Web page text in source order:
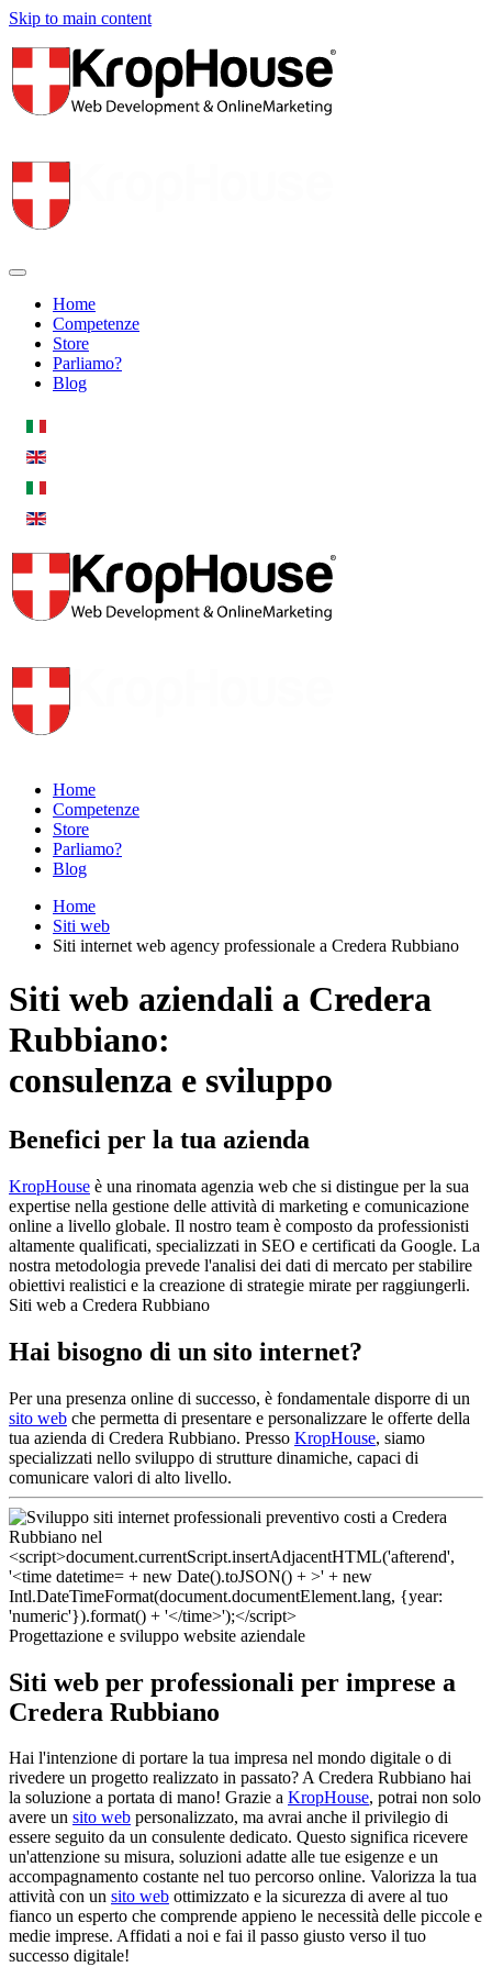
Skip to main content
Home
Competenze
Store
Parliamo?
Blog
Home
Competenze
Store
Parliamo?
Blog
Home
Siti web
Siti internet web agency professionale a Credera Rubbiano
Siti web aziendali a Credera
Rubbiano:
consulenza e sviluppo
Benefici per la tua azienda
KropHouse è una rinomata agenzia web che si distingue per la sua
expertise nella gestione delle attività di marketing e comunicazione
online a livello globale. Il nostro team è composto da professionisti
altamente qualificati, specializzati in SEO e certificati da Google. La
nostra metodologia prevede l'analisi dei dati di mercato per stabilire
obiettivi realistici e la creazione di strategie mirate per raggiungerli.
Siti web a Credera Rubbiano
Hai bisogno di un sito internet?
Per una presenza online di successo, è fondamentale disporre di un
sito web che permetta di presentare e personalizzare le offerte della
tua azienda di Credera Rubbiano. Presso KropHouse, siamo
specializzati nello sviluppo di strutture dinamiche, capaci di
comunicare valori di alto livello.
Progettazione e sviluppo website aziendale
Siti web per professionali per imprese a
Credera Rubbiano
Hai l'intenzione di portare la tua impresa nel mondo digitale o di
rivedere un progetto realizzato in passato? A Credera Rubbiano hai
la soluzione a portata di mano! Grazie a KropHouse, potrai non solo
avere un sito web personalizzato, ma avrai anche il privilegio di
essere seguito da un consulente dedicato. Questo significa ricevere
un'attenzione su misura, soluzioni adatte alle tue esigenze e un
accompagnamento costante nel tuo percorso online. Valorizza la tua
attività con un sito web ottimizzato e la sicurezza di avere al tuo
fianco un esperto che comprende appieno le necessità delle piccole e
medie imprese. Affidati a noi e fai il passo giusto verso il tuo
successo digitale!